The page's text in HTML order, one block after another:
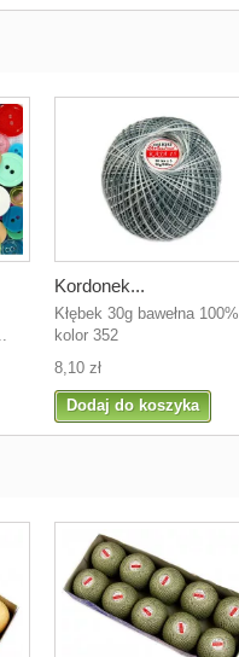
Kordonek...
Kłębek 30g bawełna 100%
kolor 352
8,10 zł
Dodaj do koszyka